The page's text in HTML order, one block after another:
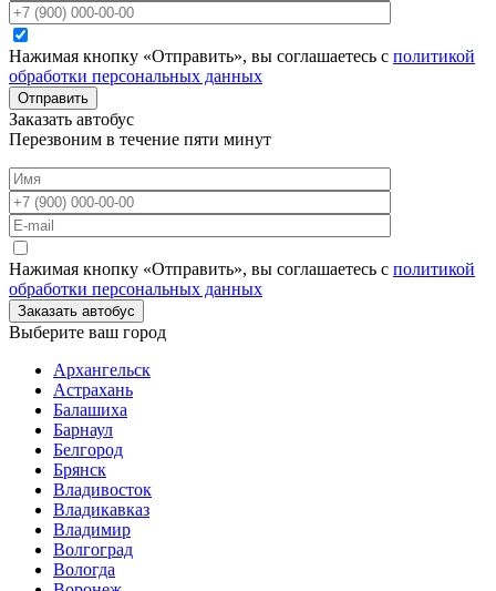
Нажимая кнопку «Отправить», вы соглашаетесь с политикой
обработки персональных данных
Отправить
Заказать автобус
Перезвоним в течение пяти минут
Нажимая кнопку «Отправить», вы соглашаетесь с политикой
обработки персональных данных
Заказать автобус
Выберите ваш город
Архангельск
Астрахань
Балашиха
Барнаул
Белгород
Брянск
Владивосток
Владикавказ
Владимир
Волгоград
Вологда